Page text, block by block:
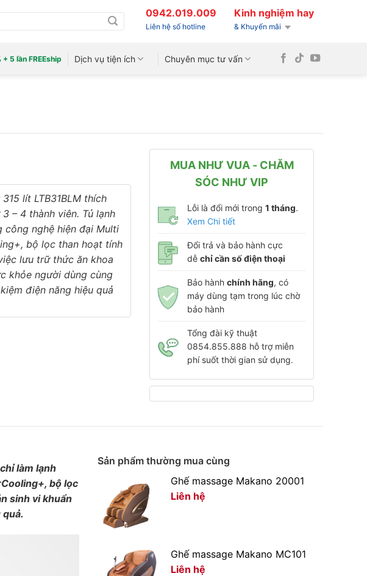
0942.019.009
Liên hệ số hotline
Kinh nghiệm hay
& Khuyến mãi
+ 5 lần FREEship Dịch vụ tiện ích Chuyên mục tư vấn
lít LTB31BLM thích
– 4 thành viên. Tủ lạnh
công nghệ hiện đại Multi
bộ lọc than hoạt tính
lưu trữ thức ăn khoa
khỏe người dùng cùng
điện năng hiệu quả
MUA NHƯ VUA - CHĂM
SÓC NHƯ VIP
Lỗi là đổi mới trong 1 tháng.
Xem Chi tiết
Đổi trả và bảo hành cực
dễ chỉ cần số điện thoại
Bảo hành chính hãng, có
máy dùng tạm trong lúc chờ
bảo hành
Tổng đài kỹ thuật
0854.855.888 hỗ trợ miễn
phí suốt thời gian sử dụng.
làm lạnh
bộ lọc
sinh vi khuẩn
Sản phẩm thường mua cùng
Ghế massage Makano 20001
Liên hệ
Ghế massage Makano MC101
Liên hệ